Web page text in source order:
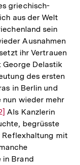
griechisch-
aus der Welt
sein
Ausnahmen
ihr Vertrauen
George Delastik
des ersten
in Berlin und
wieder mehr
Als Kanzlerin
begrüsste
Reflexhaltung mit
in Brand